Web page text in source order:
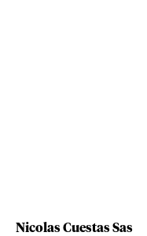
Nicolas Cuestas Sas